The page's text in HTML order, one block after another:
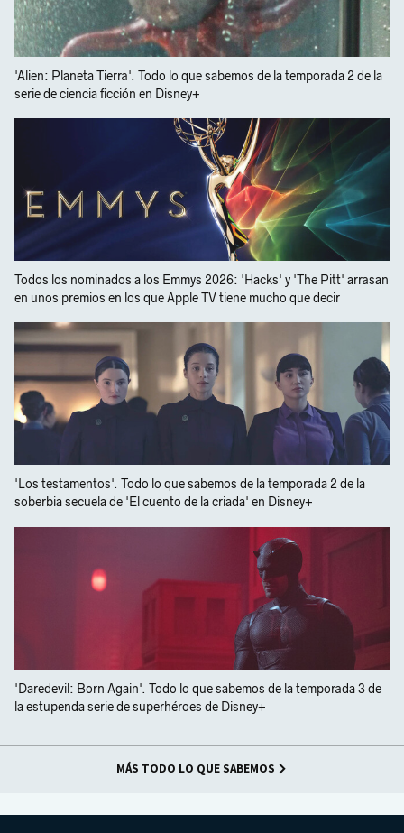
'Alien: Planeta Tierra'. Todo lo que sabemos de la temporada 2 de la
serie de ciencia ficción en Disney+
Todos los nominados a los Emmys 2026: 'Hacks' y 'The Pitt' arrasan
en unos premios en los que Apple TV tiene mucho que decir
'Los testamentos'. Todo lo que sabemos de la temporada 2 de la
soberbia secuela de 'El cuento de la criada' en Disney+
'Daredevil: Born Again'. Todo lo que sabemos de la temporada 3 de
la estupenda serie de superhéroes de Disney+
MÁS TODO LO QUE SABEMOS